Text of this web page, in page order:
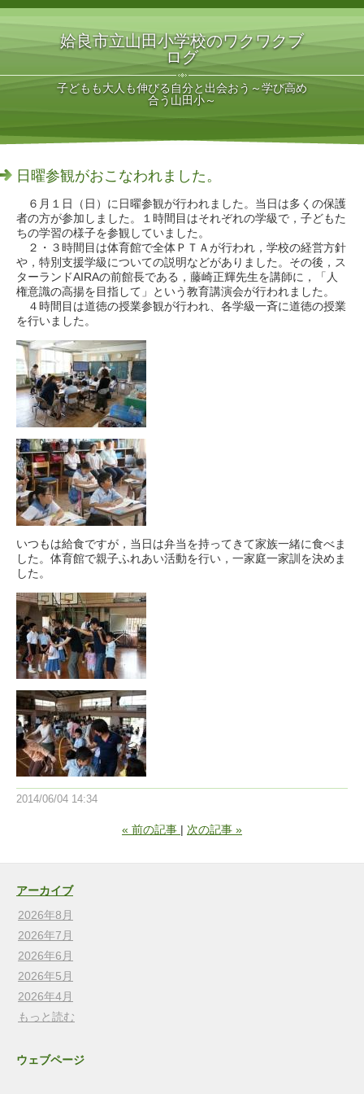
姶良市立山田小学校のワクワクブ
ログ
子どもも大人も伸びる自分と出会おう～学び高め
合う山田小～
日曜参観がおこなわれました。
６月１日（日）に日曜参観が行われました。当日は多くの保護
者の方が参加しました。１時間目はそれぞれの学級で，子どもた
ちの学習の様子を参観していました。
２・３時間目は体育館で全体ＰＴＡが行われ，学校の経営方針
や，特別支援学級についての説明などがありました。その後，ス
ターランドAIRAの前館長である，藤崎正輝先生を講師に，「人
権意識の高揚を目指して」という教育講演会が行われました。
４時間目は道徳の授業参観が行われ、各学級一斉に道徳の授業
を行いました。
いつもは給食ですが，当日は弁当を持ってきて家族一緒に食べま
した。体育館で親子ふれあい活動を行い，一家庭一家訓を決めま
した。
2014/06/04 14:34
« 前の記事 次の記事 »
アーカイブ
2026年8月
2026年7月
2026年6月
2026年5月
2026年4月
もっと読む
ウェブページ